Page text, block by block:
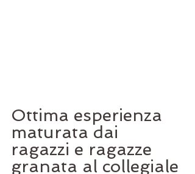
Ottima esperienza
maturata dai
ragazzi e ragazze
granata al collegiale